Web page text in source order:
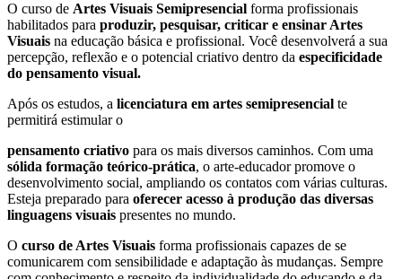
O curso de Artes Visuais Semipresencial forma profissionais
habilitados para produzir, pesquisar, criticar e ensinar Artes
Visuais na educação básica e profissional. Você desenvolverá a sua
percepção, reflexão e o potencial criativo dentro da especificidade
do pensamento visual.
Após os estudos, a licenciatura em artes semipresencial te
permitirá estimular o
pensamento criativo para os mais diversos caminhos. Com uma
sólida formação teórico-prática, o arte-educador promove o
desenvolvimento social, ampliando os contatos com várias culturas.
Esteja preparado para oferecer acesso à produção das diversas
linguagens visuais presentes no mundo.
O curso de Artes Visuais forma profissionais capazes de se
comunicarem com sensibilidade e adaptação às mudanças. Sempre